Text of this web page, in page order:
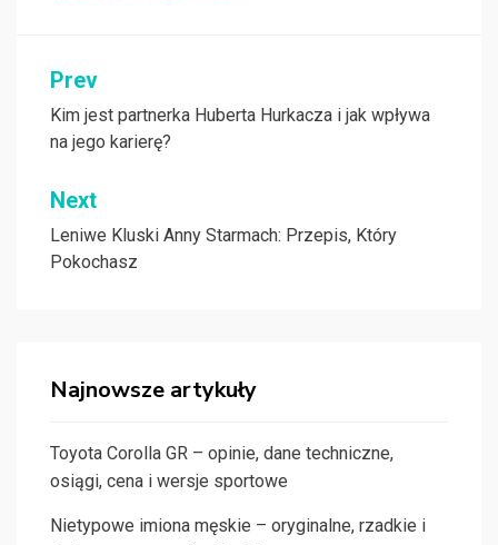
Nawigacja
wpisu
Prev
Kim jest partnerka Huberta Hurkacza i jak wpływa
na jego karierę?
Next
Leniwe Kluski Anny Starmach: Przepis, Który
Pokochasz
Najnowsze artykuły
Toyota Corolla GR – opinie, dane techniczne,
osiągi, cena i wersje sportowe
Nietypowe imiona męskie – oryginalne, rzadkie i